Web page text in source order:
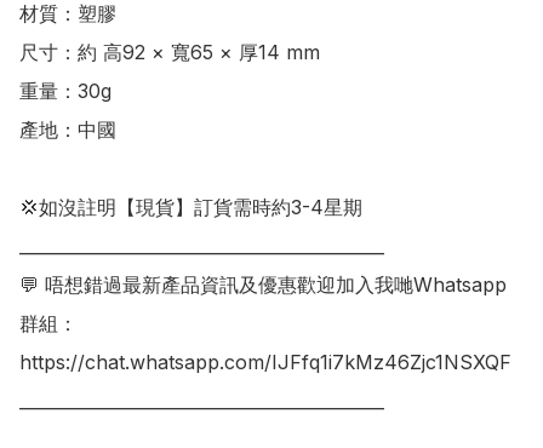
材質：塑膠
尺寸：約 高92 × 寬65 × 厚14 mm
重量：30g
產地：中國
💢如沒註明【現貨】訂貨需時約3-4星期
💬 唔想錯過最新產品資訊及優惠歡迎加入我哋Whatsapp
群組：
https://chat.whatsapp.com/IJFfq1i7kMz46Zjc1NSXQF